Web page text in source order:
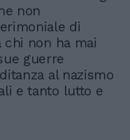
non
di
non ha mai
guerre
al nazismo
e tanto lutto e